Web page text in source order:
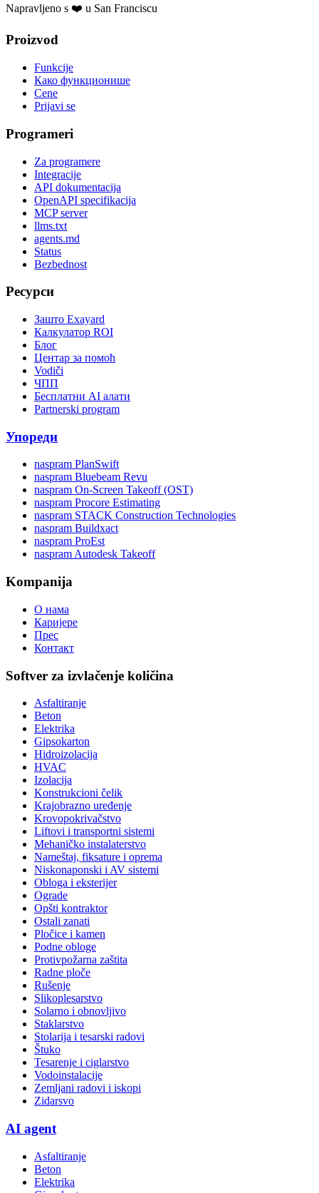
Napravljeno s ❤️ u San Franciscu
Proizvod
Funkcije
Како функционише
Cene
Prijavi se
Programeri
Za programere
Integracije
API dokumentacija
OpenAPI specifikacija
MCP server
llms.txt
agents.md
Status
Bezbednost
Ресурси
Зашто Exayard
Калкулатор ROI
Блог
Центар за помоћ
Vodiči
ЧПП
Бесплатни AI алати
Partnerski program
Упореди
naspram PlanSwift
naspram Bluebeam Revu
naspram On-Screen Takeoff (OST)
naspram Procore Estimating
naspram STACK Construction Technologies
naspram Buildxact
naspram ProEst
naspram Autodesk Takeoff
Kompanija
О нама
Каријере
Прес
Контакт
Softver za izvlačenje količina
Asfaltiranje
Beton
Elektrika
Gipsokarton
Hidroizolacija
HVAC
Izolacija
Konstrukcioni čelik
Krajobrazno uređenje
Krovopokrivačstvo
Liftovi i transportni sistemi
Mehaničko instalaterstvo
Nameštaj, fiksature i oprema
Niskonaponski i AV sistemi
Obloga i eksterijer
Ograde
Opšti kontraktor
Ostali zanati
Pločice i kamen
Podne obloge
Protivpožarna zaštita
Radne ploče
Rušenje
Slikoplesarstvo
Solarno i obnovljivo
Staklarstvo
Stolarija i tesarski radovi
Štuko
Tesarenje i ciglarstvo
Vodoinstalacije
Zemljani radovi i iskopi
Zidarsvo
AI agent
Asfaltiranje
Beton
Elektrika